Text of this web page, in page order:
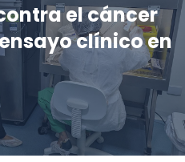
el cáncer
clínico en